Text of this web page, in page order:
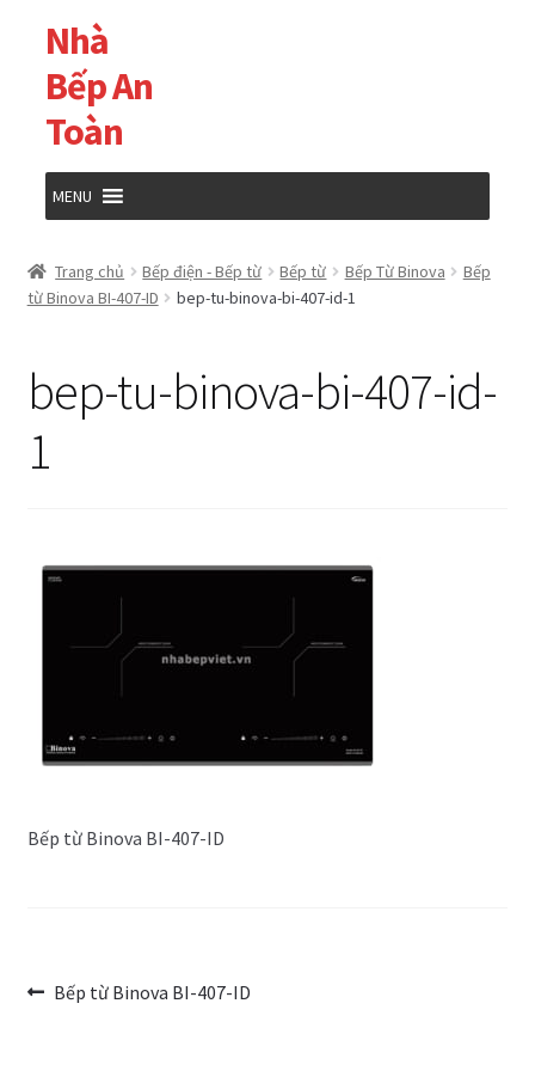
Đi
đến
Điều
hướng
Chuyển
đến
nội
dung
Nhà
Bếp An
Toàn
MENU
Giỏ hàng
Trang Mẫu
Trang chủ Bếp điện - Bếp từ Bếp từ Bếp Từ Binova
Bếp
từ Binova BI-407-ID
bep-tu-binova-bi-407-id-1
bep-tu-binova-bi-407-id-
1
Bếp từ Binova BI-407-ID
Điều
Bài
Bếp từ Binova BI-407-ID